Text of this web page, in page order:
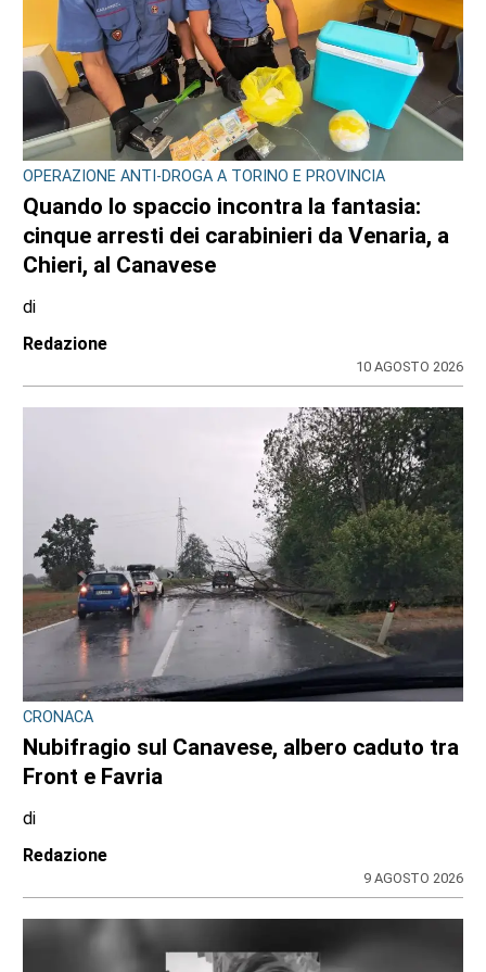
CONSIGLIO REGIONALE
Ambiente e conti pubblici al centro
dell’attività questa settimana in Consiglio
regionale
di
Redazione CRP
CONSIGLIO REGIONALE
A Palazzo Lascaris la mostra “Romano
Gazzera. Nel regno dei fiori giganti”
di
Redazione CRP
ULTIME NOTIZIE